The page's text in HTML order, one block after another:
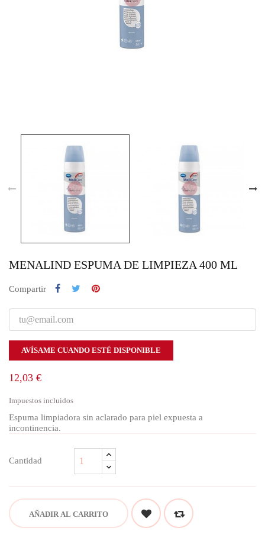
MENALIND ESPUMA DE LIMPIEZA 400 ML
Compartir
AVÍSAME CUANDO ESTÉ DISPONIBLE
12,03 €
Impuestos incluidos
Espuma limpiadora sin aclarado para piel expuesta a
incontinencia.
Cantidad
AÑADIR AL CARRITO